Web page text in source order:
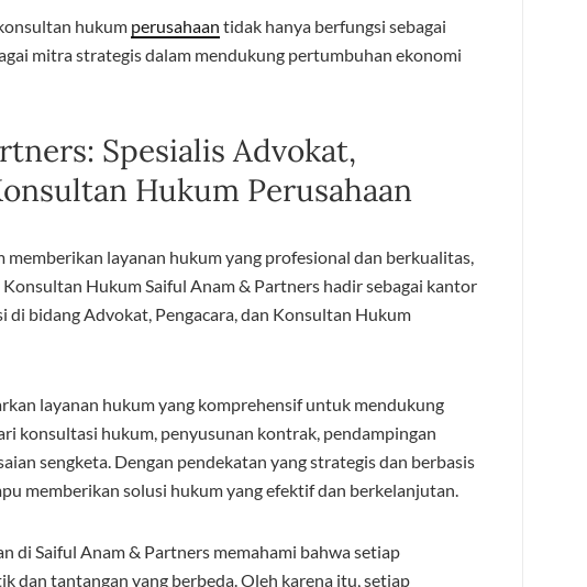
hukum perusahaan tidak hanya berfungsi sebagai
mitra strategis dalam mendukung pertumbuhan ekonomi
Spesialis Advokat,
Hukum Perusahaan
memberikan layanan hukum yang profesional dan berkualitas,
Hukum Saiful Anam & Partners hadir sebagai kantor
di bidang Advokat, Pengacara, dan Konsultan Hukum
layanan hukum yang komprehensif untuk mendukung
konsultasi hukum, penyusunan kontrak, pendampingan
sengketa. Dengan pendekatan yang strategis dan berbasis
memberikan solusi hukum yang efektif dan berkelanjutan.
di Saiful Anam & Partners memahami bahwa setiap
dan tantangan yang berbeda. Oleh karena itu, setiap